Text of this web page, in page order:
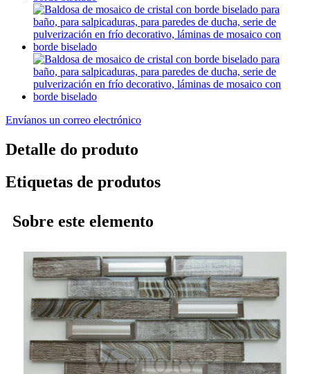
Envíanos un correo electrónico
Detalle do produto
Etiquetas de produtos
Sobre este elemento